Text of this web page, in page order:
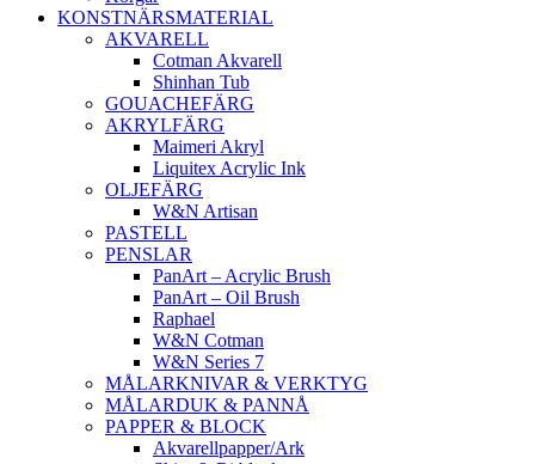
KONSTNÄRSMATERIAL
AKVARELL
Cotman Akvarell
Shinhan Tub
GOUACHEFÄRG
AKRYLFÄRG
Maimeri Akryl
Liquitex Acrylic Ink
OLJEFÄRG
W&N Artisan
PASTELL
PENSLAR
PanArt – Acrylic Brush
PanArt – Oil Brush
Raphael
W&N Cotman
W&N Series 7
MÅLARKNIVAR & VERKTYG
MÅLARDUK & PANNÅ
PAPPER & BLOCK
Akvarellpapper/Ark